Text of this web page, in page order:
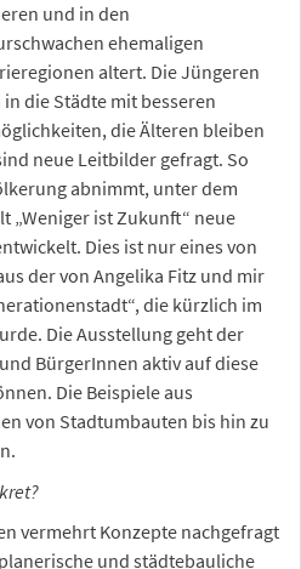
und in den
ehemaligen
altert. Die Jüngeren
die Städte mit besseren
die Älteren bleiben
neue Leitbilder gefragt. So
abnimmt, unter dem
„Weniger ist Zukunft“ neue
Dies ist nur eines von
der von Angelika Fitz und mir
die kürzlich im
Die Ausstellung geht der
BürgerInnen aktiv auf diese
Die Beispiele aus
von Stadtumbauten bis hin zu
vermehrt Konzepte nachgefragt
und städtebauliche